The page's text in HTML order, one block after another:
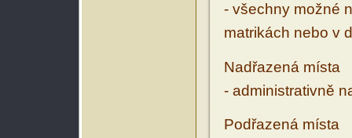
- všechny možné
matrikách nebo v
Nadřazená místa
- administrativně
Podřazená místa